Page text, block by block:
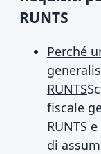
RUNTS
Perché
RUNTS
fiscale
RUNTS
di